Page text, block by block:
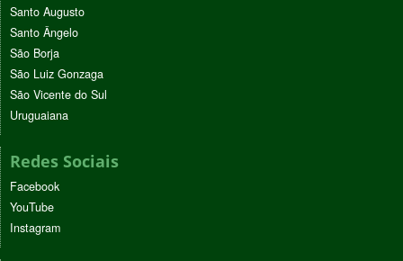
Santo Augusto
Santo Ângelo
São Borja
São Luiz Gonzaga
São Vicente do Sul
Uruguaiana
Redes Sociais
Facebook
YouTube
Instagram